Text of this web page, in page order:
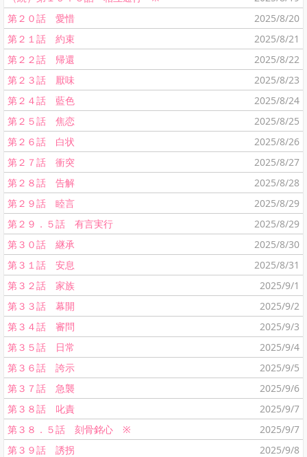
第２０話 愛惜
2025/8/20
第２１話 約束
2025/8/21
第２２話 帰還
2025/8/22
第２３話 厭味
2025/8/23
第２４話 藍色
2025/8/24
第２５話 焦恋
2025/8/25
第２６話 白状
2025/8/26
第２７話 衝突
2025/8/27
第２８話 告解
2025/8/28
第２９話 睦言
2025/8/29
第２９．５話 有言実行
2025/8/29
第３０話 継承
2025/8/30
第３１話 安息
2025/8/31
第３２話 家族
2025/9/1
第３３話 幕開
2025/9/2
第３４話 審問
2025/9/3
第３５話 日常
2025/9/4
第３６話 誇示
2025/9/5
第３７話 急襲
2025/9/6
第３８話 叱責
2025/9/7
第３８．５話 刻骨銘心 ※
2025/9/7
第３９話 誘拐
2025/9/8